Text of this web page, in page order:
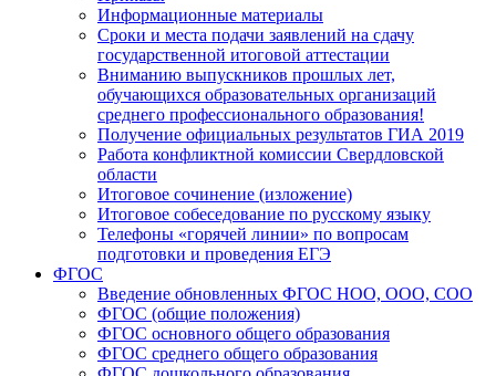
Информационные материалы
Сроки и места подачи заявлений на сдачу
государственной итоговой аттестации
Вниманию выпускников прошлых лет,
обучающихся образовательных организаций
среднего профессионального образования!
Получение официальных результатов ГИА 2019
Работа конфликтной комиссии Свердловской
области
Итоговое сочинение (изложение)
Итоговое собеседование по русскому языку
Телефоны «горячей линии» по вопросам
подготовки и проведения ЕГЭ
ФГОС
Введение обновленных ФГОС НОО, ООО, СОО
ФГОС (общие положения)
ФГОС основного общего образования
ФГОС среднего общего образования